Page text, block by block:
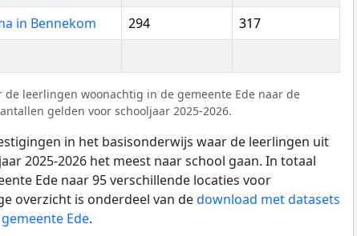
in Bennekom
294
317
de leerlingen woonachtig in de gemeente Ede naar de
gelden voor schooljaar 2025-2026.
in het basisonderwijs waar de leerlingen uit
2025-2026 het meest naar school gaan. In totaal
Ede naar 95 verschillende locaties voor
overzicht is onderdeel van dedownload met datasets
Ede.